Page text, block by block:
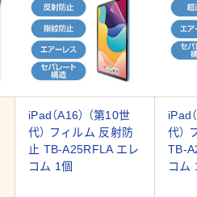
iPad（A16） （第10世
代） フィルム 反射防
止 TB-A25RFLA エレ
コム 1個
iPad
代）
TB-
コム